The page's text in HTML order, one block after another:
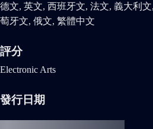
德文, 英文, 西班牙文, 法文, 義大利
萄牙文, 俄文, 繁體中文
評分
Electronic Arts
發行日期